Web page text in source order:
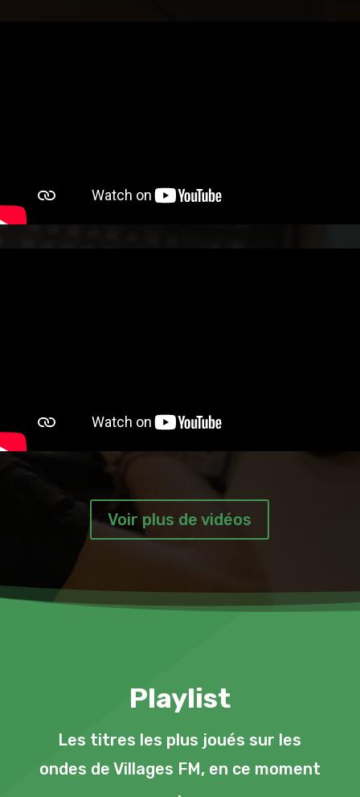
Voir plus de vidéos
Playlist
Les titres les plus joués sur les
ondes de Villages FM, en ce moment